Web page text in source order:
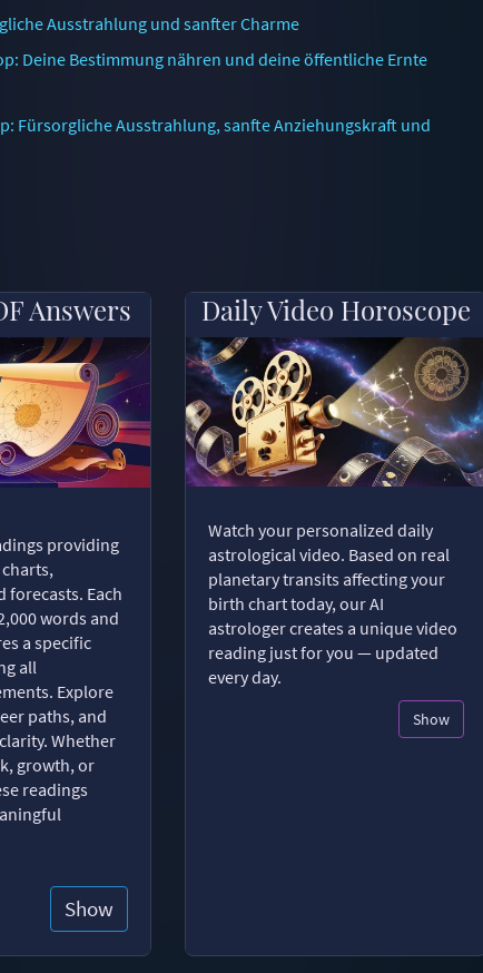
Ausstrahlung und sanfter Charme
Deine Bestimmung nähren und deine öffentliche Ernte
Fürsorgliche Ausstrahlung, sanfte Anziehungskraft und
Answers
providing
forecasts. Each
words and
a specific
all
Explore
paths, and
Whether
growth, or
readings
Show
Daily Video Horoscope
Watch your personalized daily
astrological video. Based on real
planetary transits affecting your
birth chart today, our AI
astrologer creates a unique video
reading just for you — updated
every day.
Show